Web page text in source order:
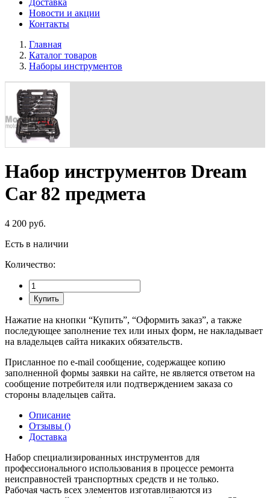
Доставка
Новости и акции
Контакты
Главная
Каталог товаров
Наборы инструментов
Набор инструментов Dream
Car 82 предмета
4 200 руб.
Есть в наличии
Количество:
Купить
Нажатие на кнопки “Купить”, “Оформить заказ”, а также
последующее заполнение тех или иных форм, не накладывает
на владельцев сайта никаких обязательств.
Присланное по e-mail сообщение, содержащее копию
заполненной формы заявки на сайте, не является ответом на
сообщение потребителя или подтверждением заказа со
стороны владельцев сайта.
Описание
Отзывы ()
Доставка
Набор специализированных инструментов для
профессионального использования в процессе ремонта
неисправностей транспортных средств и не только.
Рабочая часть всех элементов изготавливаются из